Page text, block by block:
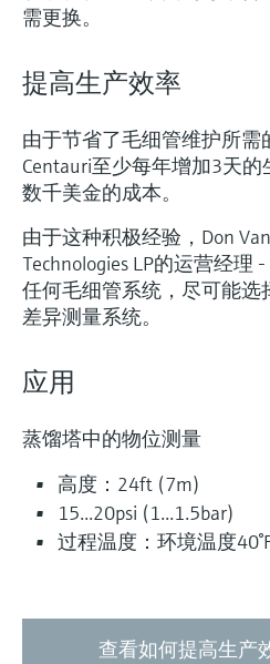
需更换。
提高生产效率
由于节省了毛细管维护所需
Centauri至少每年增加3天
数千美金的成本。
由于这种积极经验，Don
Technologies LP的运营经理
任何毛细管系统，尽可能选
差异测量系统。
应用
蒸馏塔中的物位测量
高度：24ft (7m)
15...20psi (1...1.5bar)
过程温度：环境温度
查看如何提高生产